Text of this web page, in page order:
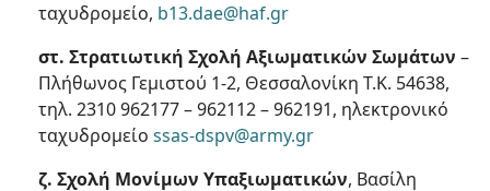
ταχυδρομείο, b13.dae@haf.gr
στ. Στρατιωτική Σχολή Αξιωματικών Σωμάτων –
Πλήθωνος Γεμιστού 1-2, Θεσσαλονίκη Τ.Κ. 54638,
τηλ. 2310 962177 – 962112 – 962191, ηλεκτρονικό
ταχυδρομείο ssas-dspv@army.gr
ζ. Σχολή Μονίμων Υπαξιωματικών, Βασίλη